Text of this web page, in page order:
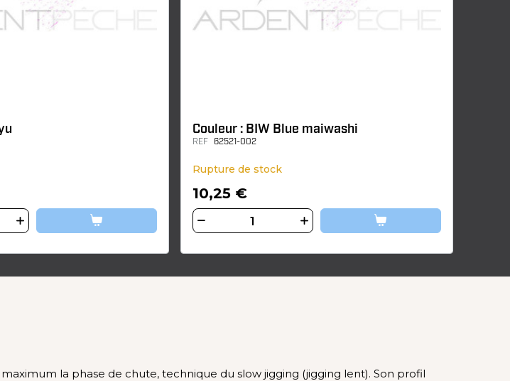
Couleur : BIW Blue maiwashi
REF 62521-002
Rupture de stock
10,25 €
la phase de chute, technique du slow jigging (jigging lent). Son profil